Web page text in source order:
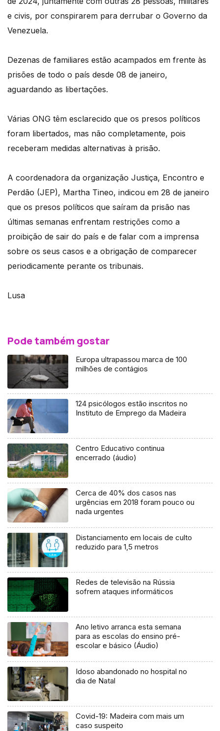
e civis, por conspirarem para derrubar o Governo da
Venezuela.
Dezenas de familiares estão acampados em frente às
prisões de todo o país desde 08 de janeiro,
aguardando as libertações.
Várias ONG têm esclarecido que os presos políticos
foram libertados, mas não completamente, pois
receberam medidas alternativas à prisão.
A coordenadora da organização Justiça, Encontro e
Perdão (JEP), Martha Tineo, indicou em 28 de janeiro
que os presos políticos que saíram da prisão nas
últimas semanas enfrentam restrições como a
proibição de sair do país e de falar com a imprensa
sobre os seus casos e a obrigação de comparecer
periodicamente perante os tribunais.
Lusa
Pode também gostar
Europa ultrapassou marca de 100
milhões de contágios
124 psicólogos estão inscritos no
Instituto de Emprego da Madeira
Centro Educativo continua
encerrado (áudio)
Cerca de 40% dos casos nas
urgências em 2018 foram pouco ou
nada urgentes
Distanciamento em locais de culto
reduzido para 1,5 metros
Redes de televisão na Rússia
sofrem ataques informáticos
Ano letivo arranca esta semana
para as escolas do ensino pré-
escolar e básico (Áudio)
Idoso abandonado no hospital no
dia de Natal
Covid-19: Madeira com mais um
caso suspeito